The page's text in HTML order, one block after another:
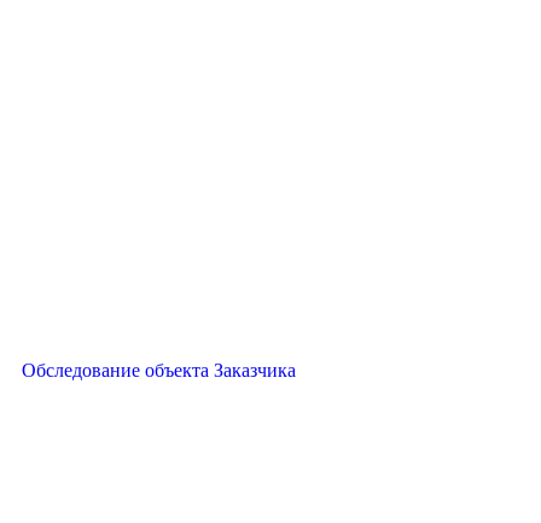
Обследование объекта Заказчика